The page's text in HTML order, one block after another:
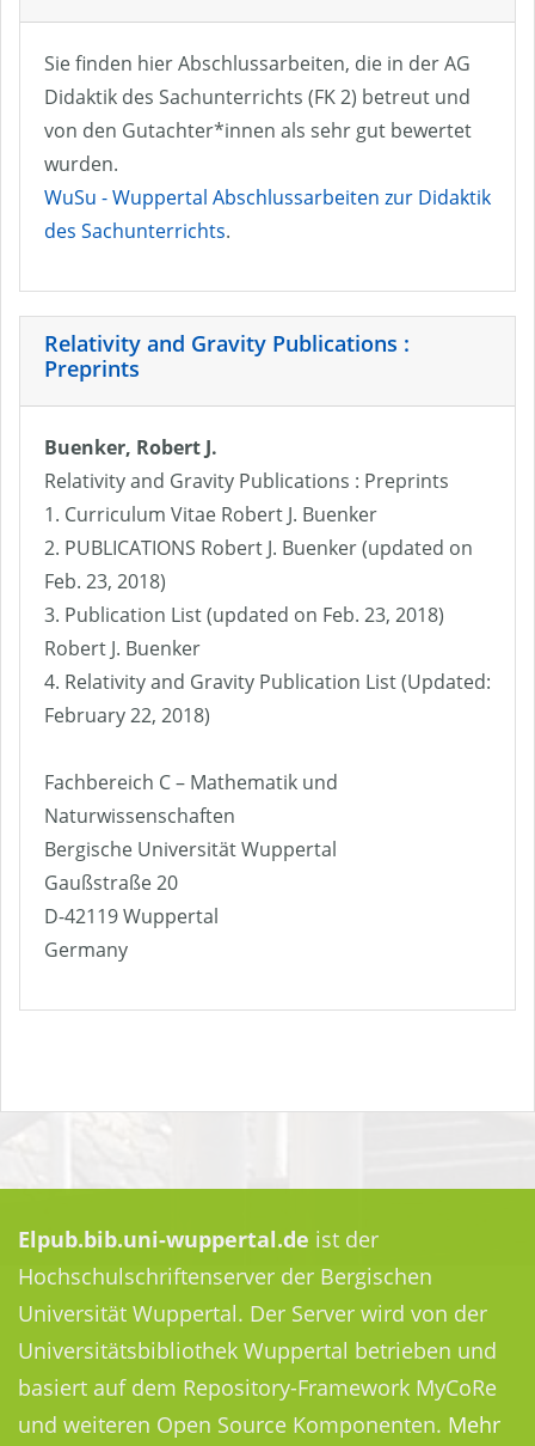
Sie finden hier Abschlussarbeiten, die in der AG
Didaktik des Sachunterrichts (FK 2) betreut und
von den Gutachter*innen als sehr gut bewertet
wurden.
WuSu - Wuppertal Abschlussarbeiten zur Didaktik
des Sachunterrichts.
Relativity and Gravity Publications :
Preprints
Buenker, Robert J.
Relativity and Gravity Publications : Preprints
1. Curriculum Vitae Robert J. Buenker
2. PUBLICATIONS Robert J. Buenker (updated on
Feb. 23, 2018)
3. Publication List (updated on Feb. 23, 2018)
Robert J. Buenker
4. Relativity and Gravity Publication List (Updated:
February 22, 2018)
Fachbereich C – Mathematik und
Naturwissenschaften
Bergische Universität Wuppertal
Gaußstraße 20
D-42119 Wuppertal
Germany
Elpub.bib.uni-wuppertal.de ist der
Hochschulschriftenserver der Bergischen
Universität Wuppertal. Der Server wird von der
Universitätsbibliothek Wuppertal betrieben und
basiert auf dem Repository-Framework MyCoRe
und weiteren Open Source Komponenten. Mehr